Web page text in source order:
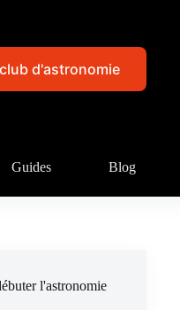
d'astronomie
Guides Blog
l'astronomie